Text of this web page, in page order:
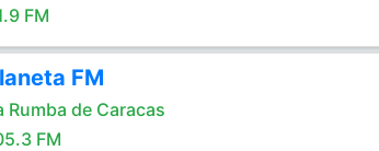
FM
FM
Rumba de Caracas
FM